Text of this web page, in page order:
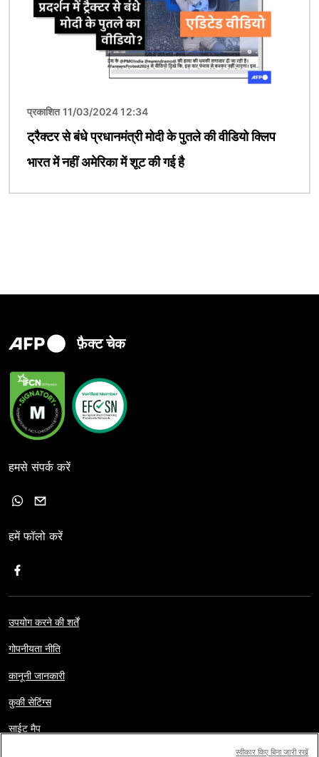
प्रकाशित 11/03/2024 12:34
ट्रैक्टर से बंधे प्रधानमंत्री मोदी के पुतले की वीडियो क्लिप
भारत में नहीं अमेरिका में शूट की गई है
फ़ैक्ट चेक
हमसे संपर्क करें
हमें फॉलो करें
उपयोग करने की शर्तें
गोपनीयता नीति
कानूनी जानकारी
कुकी सेटिंग्स
साईट मैप
स्वीकार किए बिना जारी रखें